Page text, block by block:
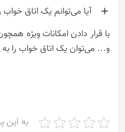
آیا می‌توانم یک اتاق
با قرار دادن امکانات ویژه‌
و... می‌توان یک اتاق خواب را
به این